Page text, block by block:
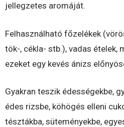
jellegzetes aromáját.
Felhasználható főzelékek
tök-, cékla- stb.), vadas ételek,
ezeket egy kevés ánizs
Gyakran teszik édességekbe,
édes rizsbe, köhögés elleni
tésztákba, süteményekbe,